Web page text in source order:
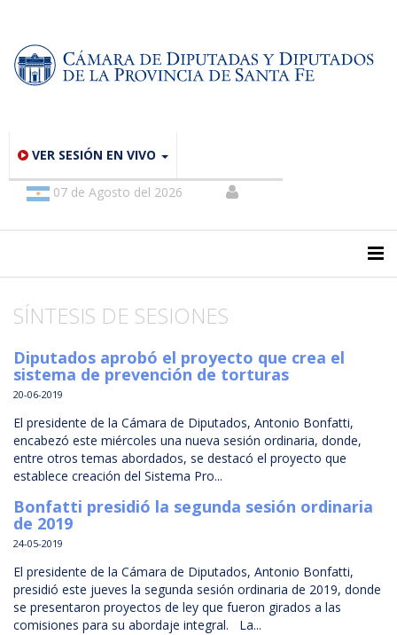
VER SESIÓN EN VIVO
07 de Agosto del 2026
SÍNTESIS DE SESIONES
Diputados aprobó el proyecto que crea el
sistema de prevención de torturas
20-06-2019
El presidente de la Cámara de Diputados, Antonio Bonfatti,
encabezó este miércoles una nueva sesión ordinaria, donde,
entre otros temas abordados, se destacó el proyecto que
establece creación del Sistema Pro...
Bonfatti presidió la segunda sesión ordinaria
de 2019
24-05-2019
El presidente de la Cámara de Diputados, Antonio Bonfatti,
presidió este jueves la segunda sesión ordinaria de 2019, donde
se presentaron proyectos de ley que fueron girados a las
comisiones para su abordaje integral. La...